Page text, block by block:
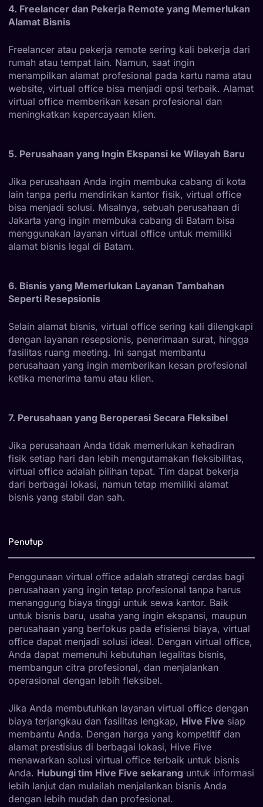
4. Freelancer dan Pekerja Remote yang Memerlukan
Alamat Bisnis
Freelancer atau pekerja remote sering kali bekerja dari
rumah atau tempat lain. Namun, saat ingin
menampilkan alamat profesional pada kartu nama atau
website, virtual office bisa menjadi opsi terbaik. Alamat
virtual office memberikan kesan profesional dan
meningkatkan kepercayaan klien.
5. Perusahaan yang Ingin Ekspansi ke Wilayah Baru
Jika perusahaan Anda ingin membuka cabang di kota
lain tanpa perlu mendirikan kantor fisik, virtual office
bisa menjadi solusi. Misalnya, sebuah perusahaan di
Jakarta yang ingin membuka cabang di Batam bisa
menggunakan layanan virtual office untuk memiliki
alamat bisnis legal di Batam.
6. Bisnis yang Memerlukan Layanan Tambahan
Seperti Resepsionis
Selain alamat bisnis, virtual office sering kali dilengkapi
dengan layanan resepsionis, penerimaan surat, hingga
fasilitas ruang meeting. Ini sangat membantu
perusahaan yang ingin memberikan kesan profesional
ketika menerima tamu atau klien.
7. Perusahaan yang Beroperasi Secara Fleksibel
Jika perusahaan Anda tidak memerlukan kehadiran
fisik setiap hari dan lebih mengutamakan fleksibilitas,
virtual office adalah pilihan tepat. Tim dapat bekerja
dari berbagai lokasi, namun tetap memiliki alamat
bisnis yang stabil dan sah.
Penutup
Penggunaan virtual office adalah strategi cerdas bagi
perusahaan yang ingin tetap profesional tanpa harus
menanggung biaya tinggi untuk sewa kantor. Baik
untuk bisnis baru, usaha yang ingin ekspansi, maupun
perusahaan yang berfokus pada efisiensi biaya, virtual
office dapat menjadi solusi ideal. Dengan virtual office,
Anda dapat memenuhi kebutuhan legalitas bisnis,
membangun citra profesional, dan menjalankan
operasional dengan lebih fleksibel.
Jika Anda membutuhkan layanan virtual office dengan
biaya terjangkau dan fasilitas lengkap, Hive Five siap
membantu Anda. Dengan harga yang kompetitif dan
alamat prestisius di berbagai lokasi, Hive Five
menawarkan solusi virtual office terbaik untuk bisnis
Anda. Hubungi tim Hive Five sekarang untuk informasi
lebih lanjut dan mulailah menjalankan bisnis Anda
dengan lebih mudah dan profesional.